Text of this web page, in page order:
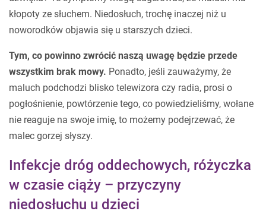
kłopoty ze słuchem. Niedosłuch, trochę inaczej niż u
noworodków objawia się u starszych dzieci.
Tym, co powinno zwrócić naszą uwagę będzie przede
wszystkim brak mowy. Ponadto, jeśli zauważymy, że
maluch podchodzi blisko telewizora czy radia, prosi o
pogłośnienie, powtórzenie tego, co powiedzieliśmy, wołane
nie reaguje na swoje imię, to możemy podejrzewać, że
malec gorzej słyszy.
Infekcje dróg oddechowych, różyczka
w czasie ciąży – przyczyny
niedosłuchu u dzieci